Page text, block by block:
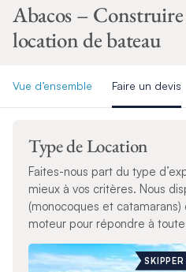
Abacos –
location de bateau
Vue d’ensemble Faire un devis
Type de Location
Faites-nous part du type
mieux à vos critères. Nous
(monocoques et
moteur pour répondre à